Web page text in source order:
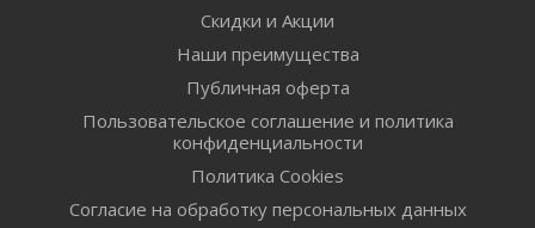
Скидки и Акции
Наши преимущества
Публичная оферта
Пользовательское соглашение и политика
конфиденциальности
Политика Cookies
Согласие на обработку персональных данных